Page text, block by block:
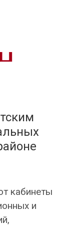
рубрики
кабинеты
и